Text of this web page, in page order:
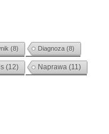
(8) Diagnoza (8)
(12) Naprawa (11)